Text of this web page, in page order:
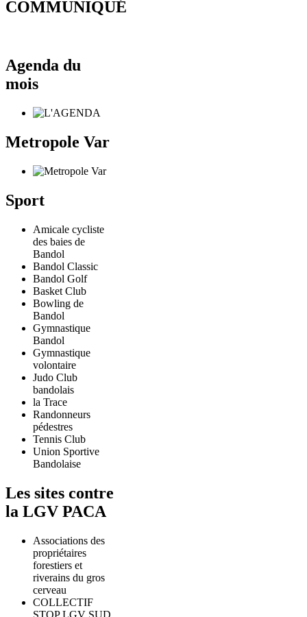
COMMUNIQUÉ
Agenda du
mois
Metropole Var
Sport
Amicale cycliste
des baies de
Bandol
Bandol Classic
Bandol Golf
Basket Club
Bowling de
Bandol
Gymnastique
Bandol
Gymnastique
volontaire
Judo Club
bandolais
la Trace
Randonneurs
pédestres
Tennis Club
Union Sportive
Bandolaise
Les sites contre
la LGV PACA
Associations des
propriétaires
forestiers et
riverains du gros
cerveau
COLLECTIF
STOP LGV SUD